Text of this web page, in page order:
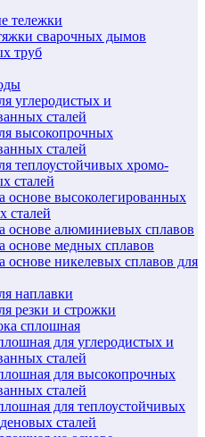
тележки
сварочных дымов
труб
углеродистых и
сталей
высокопрочных
сталей
теплоустойчивых хромо-
сталей
основе высоколегированных
сталей
основе алюминиевых сплавов
основе медных сплавов
основе никелевых сплавов для
наплавки
резки и строжки
сплошная
для углеродистых и
сталей
для высокопрочных
сталей
для теплоустойчивых
сталей